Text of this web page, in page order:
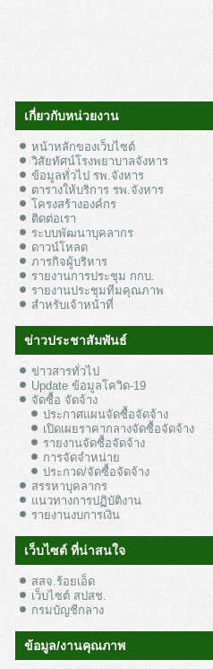
เกี่ยวกับหน่วยงาน
หน้าหลักของเว็บไซต์
วิสัยทัศน์โรงพยาบาลจังหาร
ข้อมูลทั่วไป รพ.จังหาร
ตารางให้บริการ รพ.จังหาร
โครงสร้างองค์กร
ติดต่อเรา
ระบบพัฒนาบุคลากร
ดาวน์โหลด
ภารกิจผู้บริหาร
รายงานการประชุม กกบ.
รายงานประชุมทีมคุณภาพ
สำหรับเจ้าหน้าที่
ข่าวประชาสัมพันธ์
ข่าวสารทั่วไป
Update ข้อมูลโควิด-19
จัดซื้อ จัดจ้าง
ประกาศแผนจัดซื้อจัดจ้าง
เปิดเผยราคากลางจัดซื้อจัดจ้าง
รายงานจัดซื้อจัดจ้าง
การจัดจำหน่าย
ประกวด/จัดซื้อจัดจ้าง
สรรหาบุคลากร
แนวทางการปฏิบัติงาน
รายงานงบการเงิน
เว็บไซต์ ที่น่าสนใจ
สสจ.ร้อยเอ็ด
เว็บไซต์ สปสช.
กรมบัญชีกลาง
ข้อมูล/งานคุณภาพ